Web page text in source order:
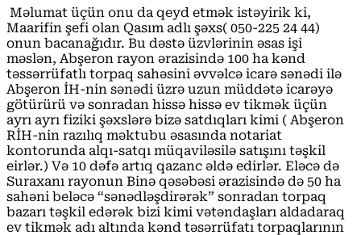
Məlumat üçün onu da qeyd etmək istəyirik ki,
Maarifin şefi olan Qasım adlı şəxs( 050-225 24 44)
onun bacanağıdır. Bu dəstə üzvlərinin əsas işi
məslən, Abşeron rayon ərazisində 100 ha kənd
təssərrüfatlı torpaq sahəsini əvvəlcə icarə sənədi ilə
Abşeron İH-nin sənədi üzrə uzun müddətə icarəyə
götürürü və sonradan hissə hissə ev tikmək üçün
ayrı ayrı fiziki şəxslərə bizə satdıqları kimi ( Abşeron
RİH-nin razılıq məktubu əsasında notariat
kontorunda alqı-satqı müqaviləsilə satışını təşkil
eirlər.) Və 10 dəfə artıq qazanc əldə edirlər. Eləcə də
Suraxanı rayonun Binə qəsəbəsi ərazisində də 50 ha
sahəni beləcə “sənədləşdirərək” sonradan torpaq
bazarı təşkil edərək bizi kimi vətəndaşları aldadaraq
ev tikmək adı altında kənd təsərrüfatı torpaqlarının